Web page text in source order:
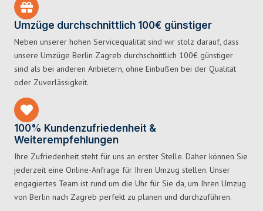
Umzüge durchschnittlich 100€ günstiger
Neben unserer hohen Servicequalität sind wir stolz darauf, dass
unsere Umzüge Berlin Zagreb durchschnittlich 100€ günstiger
sind als bei anderen Anbietern, ohne Einbußen bei der Qualität
oder Zuverlässigkeit.
100% Kundenzufriedenheit &
Weiterempfehlungen
Ihre Zufriedenheit steht für uns an erster Stelle. Daher können Sie
jederzeit eine Online-Anfrage für Ihren Umzug stellen. Unser
engagiertes Team ist rund um die Uhr für Sie da, um Ihren Umzug
von Berlin nach Zagreb perfekt zu planen und durchzuführen.